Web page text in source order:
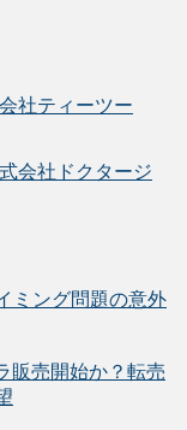
社ティーツー
会社ドクタージ
ミング問題の意外
販売開始か？転売